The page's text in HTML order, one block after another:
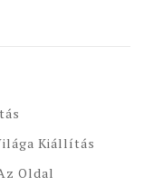
Kiállítás
Oldal